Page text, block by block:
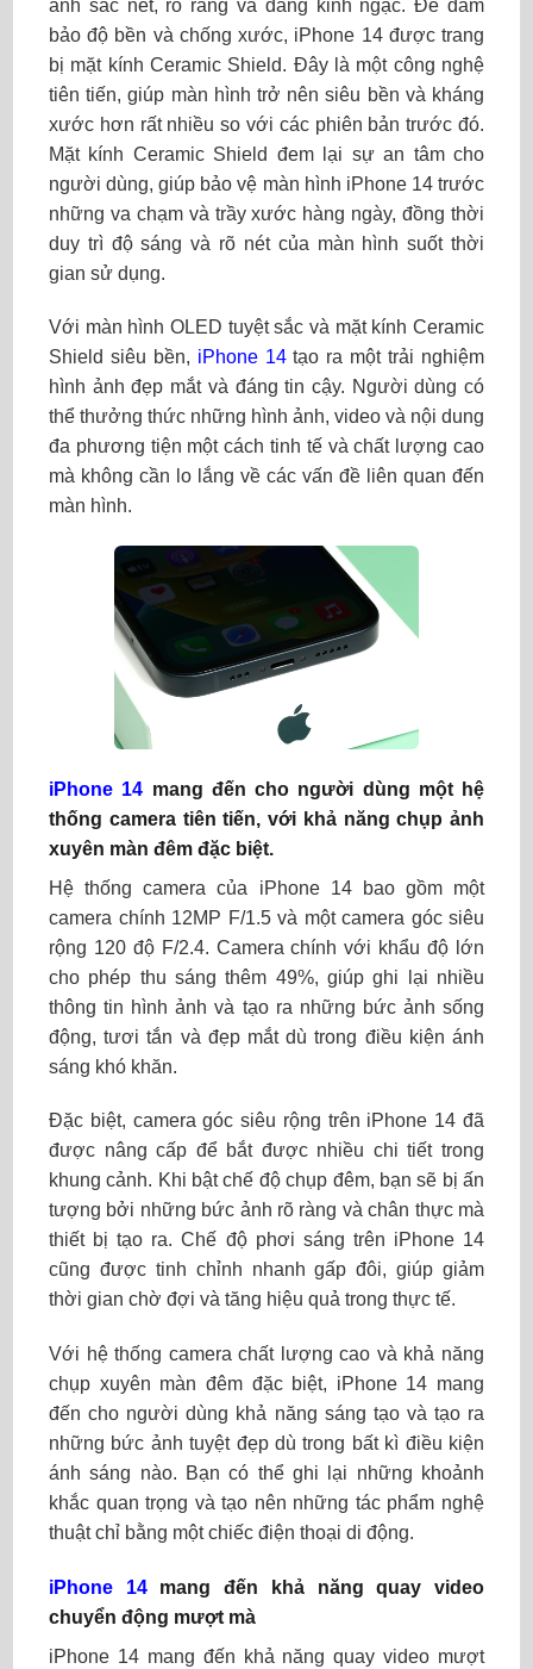
ảnh sắc nét, rõ ràng và đáng kinh ngạc. Để đảm
bảo độ bền và chống xước, iPhone 14 được trang
bị mặt kính Ceramic Shield. Đây là một công nghệ
tiên tiến, giúp màn hình trở nên siêu bền và kháng
xước hơn rất nhiều so với các phiên bản trước đó.
Mặt kính Ceramic Shield đem lại sự an tâm cho
người dùng, giúp bảo vệ màn hình iPhone 14 trước
những va chạm và trầy xước hàng ngày, đồng thời
duy trì độ sáng và rõ nét của màn hình suốt thời
gian sử dụng.
Với màn hình OLED tuyệt sắc và mặt kính Ceramic
Shield siêu bền, iPhone 14tạo ra một trải nghiệm
hình ảnh đẹp mắt và đáng tin cậy. Người dùng có
thể thưởng thức những hình ảnh, video và nội dung
đa phương tiện một cách tinh tế và chất lượng cao
mà không cần lo lắng về các vấn đề liên quan đến
màn hình.
iPhone 14 mang đến cho người dùng một hệ
thống camera tiên tiến, với khả năng chụp ảnh
xuyên màn đêm đặc biệt.
Hệ thống camera của iPhone 14 bao gồm một
camera chính 12MP F/1.5 và một camera góc siêu
rộng 120 độ F/2.4. Camera chính với khẩu độ lớn
cho phép thu sáng thêm 49%, giúp ghi lại nhiều
thông tin hình ảnh và tạo ra những bức ảnh sống
động, tươi tắn và đẹp mắt dù trong điều kiện ánh
sáng khó khăn.
Đặc biệt, camera góc siêu rộng trên iPhone 14 đã
được nâng cấp để bắt được nhiều chi tiết trong
khung cảnh. Khi bật chế độ chụp đêm, bạn sẽ bị ấn
tượng bởi những bức ảnh rõ ràng và chân thực mà
thiết bị tạo ra. Chế độ phơi sáng trên iPhone 14
cũng được tinh chỉnh nhanh gấp đôi, giúp giảm
thời gian chờ đợi và tăng hiệu quả trong thực tế.
Với hệ thống camera chất lượng cao và khả năng
chụp xuyên màn đêm đặc biệt, iPhone 14 mang
đến cho người dùng khả năng sáng tạo và tạo ra
những bức ảnh tuyệt đẹp dù trong bất kì điều kiện
ánh sáng nào. Bạn có thể ghi lại những khoảnh
khắc quan trọng và tạo nên những tác phẩm nghệ
thuật chỉ bằng một chiếc điện thoại di động.
iPhone 14mang đến khả năng quay video
chuyển động mượt mà
iPhone 14 mang đến khả năng quay video mượt